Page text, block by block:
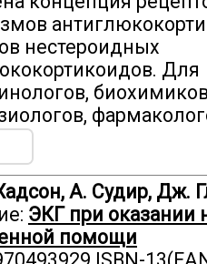
нестероидных
Для
А. Судир, Дж.
ЭКГ при оказании
помощи